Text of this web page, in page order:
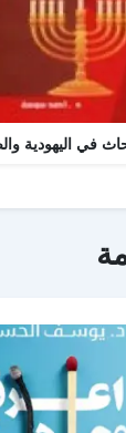
في اليهودية